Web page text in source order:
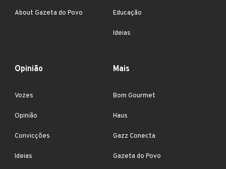
About Gazeta do Povo Educação
Ideias
Opinião
Vozes
Opinião
Convicções
Ideias
Mais
Bom Gourmet
Haus
Gazz Conecta
Gazeta do Povo